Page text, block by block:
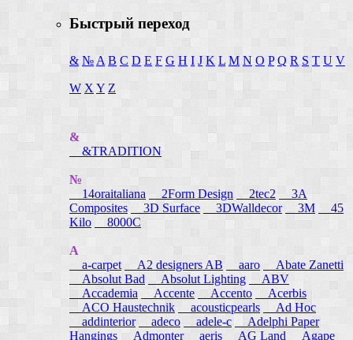
Быстрый переход
& № A B C D E F G H I J K L M N O P Q R S T U V
W X Y Z
&
&TRADITION
№
14oraitaliana
2Form Design 2tec2
3A
Composites
3D Surface 3DWalldecor 3M
45
Kilo
8000C
A
a-carpet
A2 designers AB aaro
Abate Zanetti
Absolut Bad
Absolut Lighting
ABV
Accademia
Accente Accento
Acerbis
ACO Haustechnik
acousticpearls
Ad Hoc
addinterior
adeco adele-c
Adelphi Paper
Hangings Admonter aeris AG Land Agape